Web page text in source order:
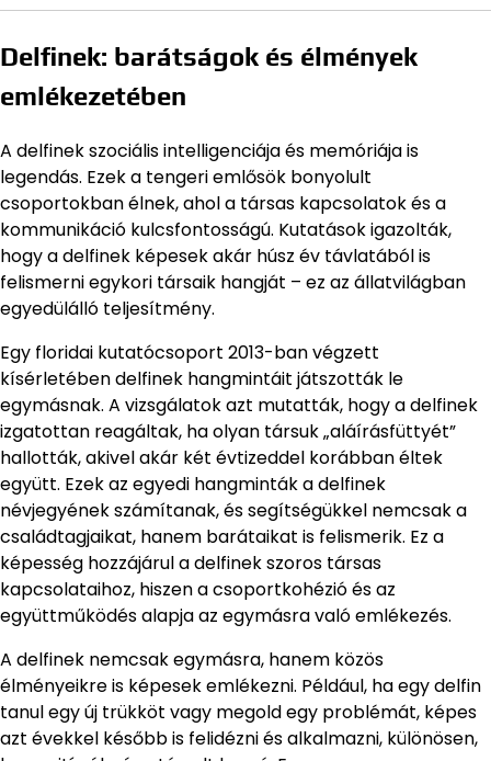
Delfinek: barátságok és élmények
emlékezetében
A delfinek szociális intelligenciája és memóriája is
legendás. Ezek a tengeri emlősök bonyolult
csoportokban élnek, ahol a társas kapcsolatok és a
kommunikáció kulcsfontosságú. Kutatások igazolták,
hogy a delfinek képesek akár húsz év távlatából is
felismerni egykori társaik hangját – ez az állatvilágban
egyedülálló teljesítmény.
Egy floridai kutatócsoport 2013-ban végzett
kísérletében delfinek hangmintáit játszották le
egymásnak. A vizsgálatok azt mutatták, hogy a delfinek
izgatottan reagáltak, ha olyan társuk „aláírásfüttyét”
hallották, akivel akár két évtizeddel korábban éltek
együtt. Ezek az egyedi hangminták a delfinek
névjegyének számítanak, és segítségükkel nemcsak a
családtagjaikat, hanem barátaikat is felismerik. Ez a
képesség hozzájárul a delfinek szoros társas
kapcsolataihoz, hiszen a csoportkohézió és az
együttműködés alapja az egymásra való emlékezés.
A delfinek nemcsak egymásra, hanem közös
élményeikre is képesek emlékezni. Például, ha egy delfin
tanul egy új trükköt vagy megold egy problémát, képes
azt évekkel később is felidézni és alkalmazni, különösen,